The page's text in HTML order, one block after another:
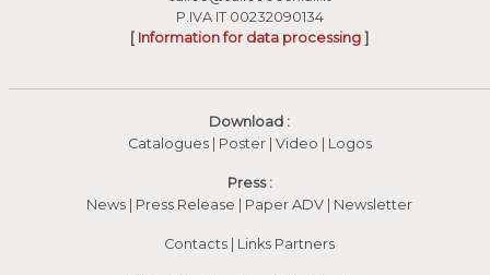
P.IVA IT 00232090134
[ Information for data processing ]
Download :
Catalogues| Poster| Video (apre in una nuova
Logos
Press :
News
Press Release Paper ADV Newsletter
Contacts Links Partners